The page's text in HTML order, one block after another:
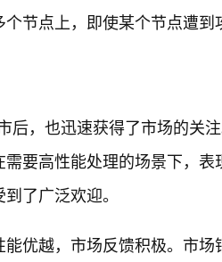
节点上，即使某个节点遭到
后，也迅速获得了市场的关
需要高性能处理的场景下，
了广泛欢迎。
优越，市场反馈积极。市场